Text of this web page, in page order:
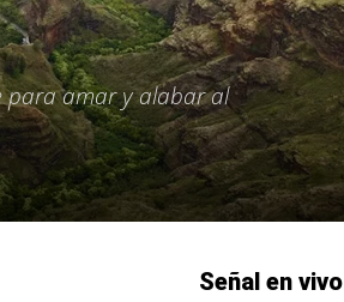
para amar y alabar al
Señal en vivo